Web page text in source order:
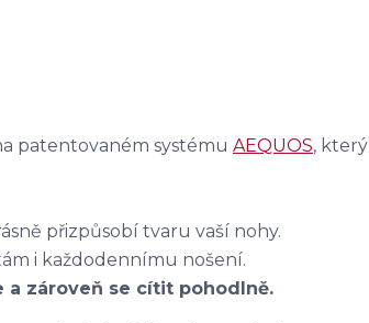
patentovaném systému AEQUOS, který
přizpůsobí tvaru vaší nohy.
i každodennímu nošení.
zároveň se cítit pohodlně.